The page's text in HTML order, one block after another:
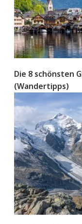
Die 8 schönsten
(Wandertipps)